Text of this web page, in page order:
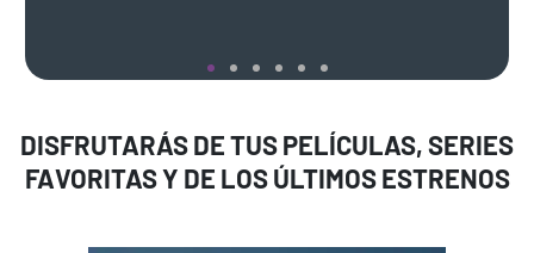
DISFRUTARÁS DE TUS PELÍCULAS, SERIES
FAVORITAS Y DE LOS ÚLTIMOS ESTRENOS